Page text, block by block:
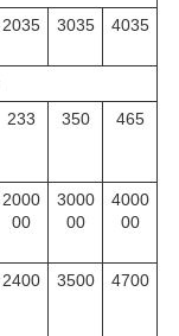
2035 3035 4035
233 350 465
2000
00
3000
00
4000
00
2400 3500 4700